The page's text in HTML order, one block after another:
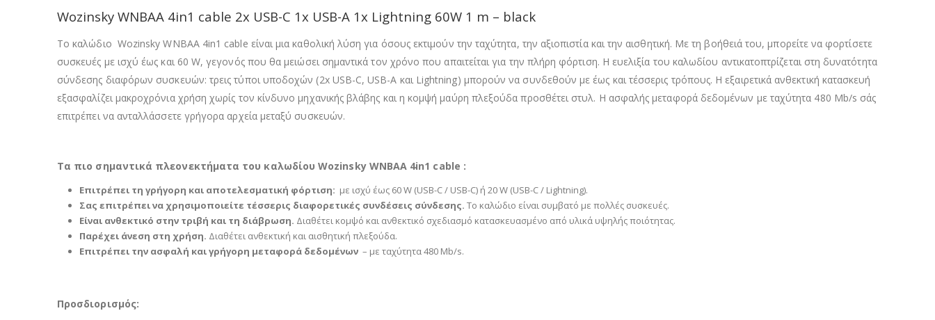
Wozinsky WNBAA 4in1 cable 2x USB-C 1x USB-A 1x Lightning 60W 1 m – black
Το καλώδιο Wozinsky WNBAA 4in1 cable είναι μια καθολική λύση για όσους εκτιμούν την ταχύτητα, την αξιοπιστία και την αισθητική. Με τη βοήθειά του, μπορείτε να φορτίσετε
συσκευές με ισχύ έως και 60 W, γεγονός που θα μειώσει σημαντικά τον χρόνο που απαιτείται για την πλήρη φόρτιση. Η ευελιξία του καλωδίου αντικατοπτρίζεται στη δυνατότητα
σύνδεσης διαφόρων συσκευών: τρεις τύποι υποδοχών (2x USB-C, USB-A και Lightning) μπορούν να συνδεθούν με έως και τέσσερις τρόπους. Η εξαιρετικά ανθεκτική κατασκευή
εξασφαλίζει μακροχρόνια χρήση χωρίς τον κίνδυνο μηχανικής βλάβης και η κομψή μαύρη πλεξούδα προσθέτει στυλ. Η ασφαλής μεταφορά δεδομένων με ταχύτητα 480 Mb/s σάς
επιτρέπει να ανταλλάσσετε γρήγορα αρχεία μεταξύ συσκευών.
Τα πιο σημαντικά πλεονεκτήματα του καλωδίου Wozinsky WNBAA 4in1 cable :
Επιτρέπει τη γρήγορη και αποτελεσματική φόρτιση: με ισχύ έως 60 W (USB-C / USB-C) ή 20 W (USB-C / Lightning).
Σας επιτρέπει να χρησιμοποιείτε τέσσερις διαφορετικές συνδέσεις σύνδεσης. Το καλώδιο είναι συμβατό με πολλές συσκευές.
Είναι ανθεκτικό στην τριβή και τη διάβρωση. Διαθέτει κομψό και ανθεκτικό σχεδιασμό κατασκευασμένο από υλικά υψηλής ποιότητας.
Παρέχει άνεση στη χρήση. Διαθέτει ανθεκτική και αισθητική πλεξούδα.
Επιτρέπει την ασφαλή και γρήγορη μεταφορά δεδομένων – με ταχύτητα 480 Mb/s.
Προσδιορισμός: